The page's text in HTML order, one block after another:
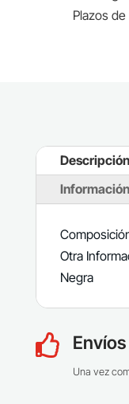
Plazos
Descripción
Otra
Negra

Una vez